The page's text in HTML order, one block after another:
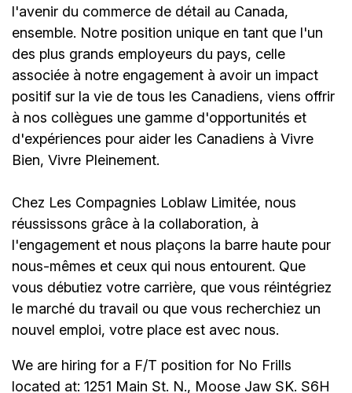
l'avenir du commerce de détail au Canada,
ensemble. Notre position unique en tant que l'un
des plus grands employeurs du pays, celle
associée à notre engagement à avoir un impact
positif sur la vie de tous les Canadiens, viens offrir
à nos collègues une gamme d'opportunités et
d'expériences pour aider les Canadiens à Vivre
Bien, Vivre Pleinement.
Chez Les Compagnies Loblaw Limitée, nous
réussissons grâce à la collaboration, à
l'engagement et nous plaçons la barre haute pour
nous-mêmes et ceux qui nous entourent. Que
vous débutiez votre carrière, que vous réintégriez
le marché du travail ou que vous recherchiez un
nouvel emploi, votre place est avec nous.
We are hiring for a F/T position for No Frills
located at: 1251 Main St. N., Moose Jaw SK. S6H